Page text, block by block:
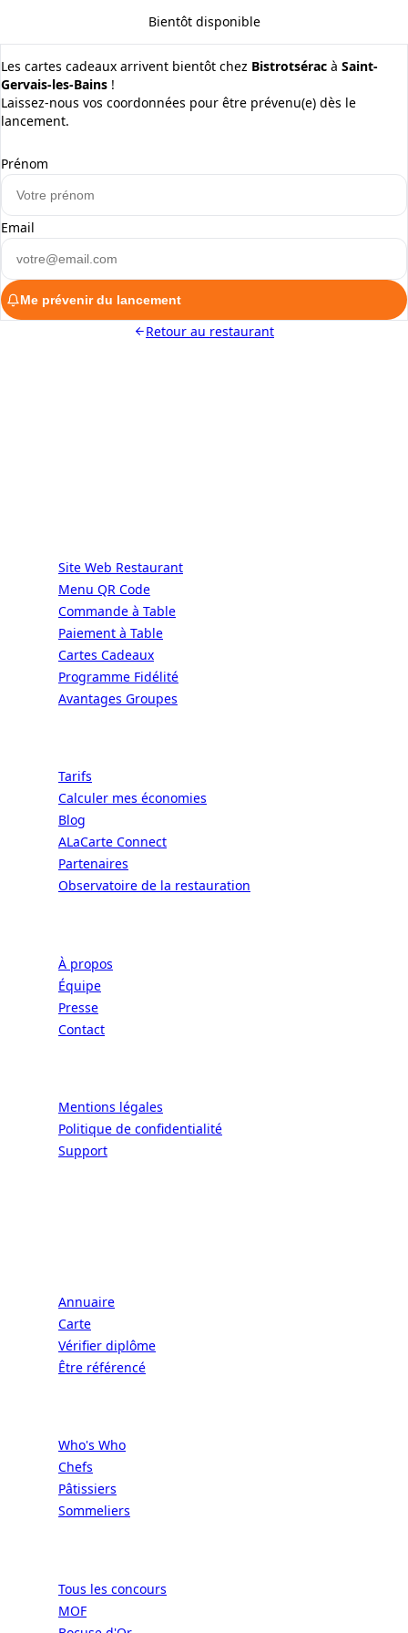
Bientôt disponible
Les cartes cadeaux arrivent bientôt chez Bistrotsérac à Saint-
Gervais-les-Bains !
Laissez-nous vos coordonnées pour être prévenu(e) dès le
lancement.
Prénom
Email
Me prévenir du lancement
Retour au restaurant
Site Web Restaurant
Menu QR Code
Commande à Table
Paiement à Table
Cartes Cadeaux
Programme Fidélité
Avantages Groupes
Tarifs
Calculer mes économies
Blog
ALaCarte Connect
Partenaires
Observatoire de la restauration
À propos
Équipe
Presse
Contact
Mentions légales
Politique de confidentialité
Support
Annuaire
Carte
Vérifier diplôme
Être référencé
Who's Who
Chefs
Pâtissiers
Sommeliers
Tous les concours
MOF